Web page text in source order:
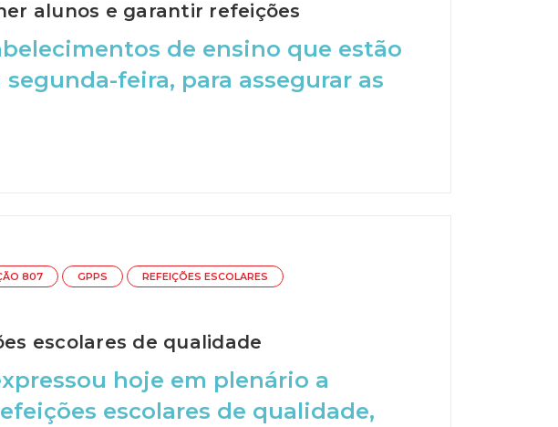
alunos e garantir refeições
de ensino que estão
feira, para assegurar as
807 GPPS REFEIÇÕES ESCOLARES
escolares de qualidade
hoje em plenário a
escolares de qualidade,